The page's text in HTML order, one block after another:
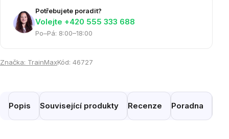
Potřebujete poradit?
Volejte ‭+420 555 333 688
Po–Pá: 8:00–18:00
Značka: TrainMaxKód: 46727
Popis Související produkty Recenze Poradna